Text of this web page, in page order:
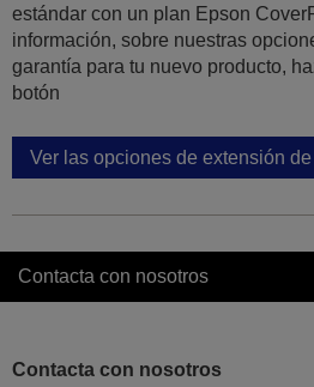
estándar con un plan Epson
información, sobre nuestras
garantía para tu nuevo producto,
botón
Ver las opciones de extensión
Contacta con nosotros
Contacta con nosotros